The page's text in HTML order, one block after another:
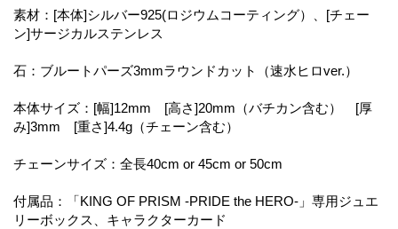
素材：[本体]シルバー925(ロジウムコーティング）、[チェー
ン]サージカルステンレス
石：ブルートパーズ3mmラウンドカット（速水ヒロver.）
本体サイズ：[幅]12mm [高さ]20mm（バチカン含む） [厚
み]3mm [重さ]4.4g（チェーン含む）
チェーンサイズ：全長40cm or 45cm or 50cm
付属品：「KING OF PRISM -PRIDE the HERO-」専用ジュエ
リーボックス、キャラクターカード